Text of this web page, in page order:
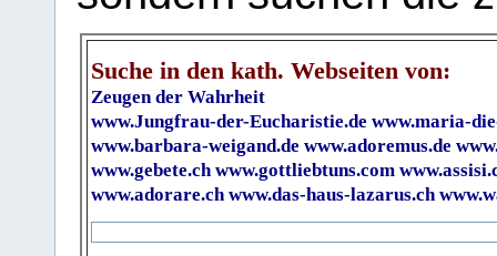
Suche in den kath. Webseiten von:
Zeugen der Wahrheit
www.Jungfrau-der-Eucharistie.de www.maria-
www.barbara-weigand.de www.adoremus.de
www.gebete.ch www.gottliebtuns.com
www.adorare.ch www.das-haus-lazarus.ch